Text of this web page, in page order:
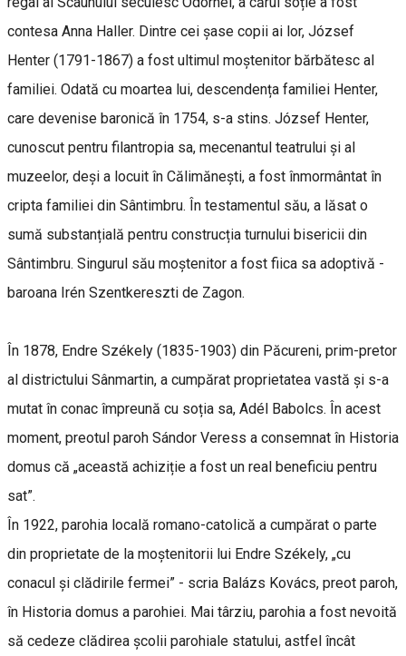
contesa Anna Haller. Dintre cei șase copii ai lor, József
Henter (1791-1867) a fost ultimul moștenitor bărbătesc al
familiei. Odată cu moartea lui, descendența familiei Henter,
care devenise baronică în 1754, s-a stins. József Henter,
cunoscut pentru filantropia sa, mecenantul teatrului și al
muzeelor, deși a locuit în Călimănești, a fost înmormântat în
cripta familiei din Sântimbru. În testamentul său, a lăsat o
sumă substanțială pentru construcția turnului bisericii din
Sântimbru. Singurul său moștenitor a fost fiica sa adoptivă -
baroana Irén Szentkereszti de Zagon.
În 1878, Endre Székely (1835-1903) din Păcureni, prim-pretor
al districtului Sânmartin, a cumpărat proprietatea vastă și s-a
mutat în conac împreună cu soția sa, Adél Babolcs. În acest
moment, preotul paroh Sándor Veress a consemnat în Historia
domus că „această achiziție a fost un real beneficiu pentru
sat”.
În 1922, parohia locală romano-catolică a cumpărat o parte
din proprietate de la moștenitorii lui Endre Székely, „cu
conacul și clădirile fermei” - scria Balázs Kovács, preot paroh,
în Historia domus a parohiei. Mai târziu, parohia a fost nevoită
să cedeze clădirea școlii parohiale statului, astfel încât